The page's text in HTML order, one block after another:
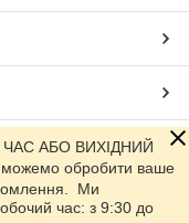
АБО ВИХІДНИЙ
обробити ваше
Ми
час: з 9:30 до